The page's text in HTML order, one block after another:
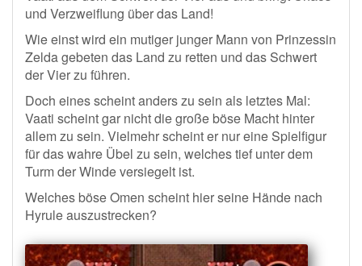
und Verzweiflung über das Land!
Wie einst wird ein mutiger junger Mann von Prinzessin
Zelda gebeten das Land zu retten und das Schwert
der Vier zu führen.
Doch eines scheint anders zu sein als letztes Mal:
Vaati scheint gar nicht die große böse Macht hinter
allem zu sein. Vielmehr scheint er nur eine Spielfigur
für das wahre Übel zu sein, welches tief unter dem
Turm der Winde versiegelt ist.
Welches böse Omen scheint hier seine Hände nach
Hyrule auszustrecken?